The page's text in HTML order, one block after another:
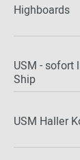
Highboards
USM - sofort
Ship
USM Haller